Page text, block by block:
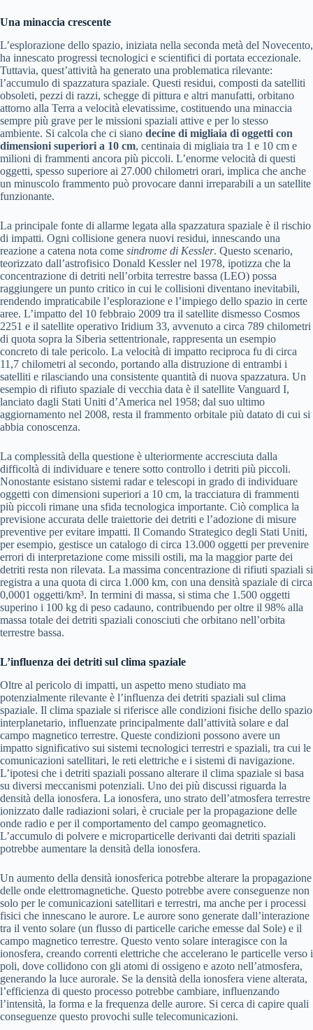
Una minaccia crescente
L’esplorazione dello spazio, iniziata nella seconda metà del Novecento,
ha innescato progressi tecnologici e scientifici di portata eccezionale.
Tuttavia, quest’attività ha generato una problematica rilevante:
l’accumulo di spazzatura spaziale. Questi residui, composti da satelliti
obsoleti, pezzi di razzi, schegge di pittura e altri manufatti, orbitano
attorno alla Terra a velocità elevatissime, costituendo una minaccia
sempre più grave per le missioni spaziali attive e per lo stesso
ambiente. Si calcola che ci siano decine di migliaia di oggetti con
dimensioni superiori a 10 cm, centinaia di migliaia tra 1 e 10 cm e
milioni di frammenti ancora più piccoli. L’enorme velocità di questi
oggetti, spesso superiore ai 27.000 chilometri orari, implica che anche
un minuscolo frammento può provocare danni irreparabili a un satellite
funzionante.
La principale fonte di allarme legata alla spazzatura spaziale è il rischio
di impatti. Ogni collisione genera nuovi residui, innescando una
reazione a catena nota come sindrome di Kessler. Questo scenario,
teorizzato dall’astrofisico Donald Kessler nel 1978, ipotizza che la
concentrazione di detriti nell’orbita terrestre bassa (LEO) possa
raggiungere un punto critico in cui le collisioni diventano inevitabili,
rendendo impraticabile l’esplorazione e l’impiego dello spazio in certe
aree. L’impatto del 10 febbraio 2009 tra il satellite dismesso Cosmos
2251 e il satellite operativo Iridium 33, avvenuto a circa 789 chilometri
di quota sopra la Siberia settentrionale, rappresenta un esempio
concreto di tale pericolo. La velocità di impatto reciproca fu di circa
11,7 chilometri al secondo, portando alla distruzione di entrambi i
satelliti e rilasciando una consistente quantità di nuova spazzatura. Un
esempio di rifiuto spaziale di vecchia data è il satellite Vanguard I,
lanciato dagli Stati Uniti d’America nel 1958; dal suo ultimo
aggiornamento nel 2008, resta il frammento orbitale più datato di cui si
abbia conoscenza.
La complessità della questione è ulteriormente accresciuta dalla
difficoltà di individuare e tenere sotto controllo i detriti più piccoli.
Nonostante esistano sistemi radar e telescopi in grado di individuare
oggetti con dimensioni superiori a 10 cm, la tracciatura di frammenti
più piccoli rimane una sfida tecnologica importante. Ciò complica la
previsione accurata delle traiettorie dei detriti e l’adozione di misure
preventive per evitare impatti. Il Comando Strategico degli Stati Uniti,
per esempio, gestisce un catalogo di circa 13.000 oggetti per prevenire
errori di interpretazione come missili ostili, ma la maggior parte dei
detriti resta non rilevata. La massima concentrazione di rifiuti spaziali si
registra a una quota di circa 1.000 km, con una densità spaziale di circa
0,0001 oggetti/km³. In termini di massa, si stima che 1.500 oggetti
superino i 100 kg di peso cadauno, contribuendo per oltre il 98% alla
massa totale dei detriti spaziali conosciuti che orbitano nell’orbita
terrestre bassa.
L’influenza dei detriti sul clima spaziale
Oltre al pericolo di impatti, un aspetto meno studiato ma
potenzialmente rilevante è l’influenza dei detriti spaziali sul clima
spaziale. Il clima spaziale si riferisce alle condizioni fisiche dello spazio
interplanetario, influenzate principalmente dall’attività solare e dal
campo magnetico terrestre. Queste condizioni possono avere un
impatto significativo sui sistemi tecnologici terrestri e spaziali, tra cui le
comunicazioni satellitari, le reti elettriche e i sistemi di navigazione.
L’ipotesi che i detriti spaziali possano alterare il clima spaziale si basa
su diversi meccanismi potenziali. Uno dei più discussi riguarda la
densità della ionosfera. La ionosfera, uno strato dell’atmosfera terrestre
ionizzato dalle radiazioni solari, è cruciale per la propagazione delle
onde radio e per il comportamento del campo geomagnetico.
L’accumulo di polvere e microparticelle derivanti dai detriti spaziali
potrebbe aumentare la densità della ionosfera.
Un aumento della densità ionosferica potrebbe alterare la propagazione
delle onde elettromagnetiche. Questo potrebbe avere conseguenze non
solo per le comunicazioni satellitari e terrestri, ma anche per i processi
fisici che innescano le aurore. Le aurore sono generate dall’interazione
tra il vento solare (un flusso di particelle cariche emesse dal Sole) e il
campo magnetico terrestre. Questo vento solare interagisce con la
ionosfera, creando correnti elettriche che accelerano le particelle verso i
poli, dove collidono con gli atomi di ossigeno e azoto nell’atmosfera,
generando la luce aurorale. Se la densità della ionosfera viene alterata,
l’efficienza di questo processo potrebbe cambiare, influenzando
l’intensità, la forma e la frequenza delle aurore. Si cerca di capire quali
conseguenze questo provochi sulle telecomunicazioni.